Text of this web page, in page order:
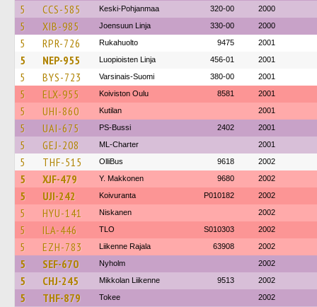
5 CCS-585 Keski-Pohjanmaa 320-00 2000
5 XIB-985 Joensuun Linja 330-00 2000
5 RPR-726 Rukahuolto 9475 2001
5 NEP-955 Luopioisten Linja 456-01 2001
5 BYS-723 Varsinais-Suomi 380-00 2001
5 ELX-955 Koiviston Oulu 8581 2001
5 UHI-860 Kutilan 2001
5 UAI-675 PS-Bussi 2402 2001
5 GEJ-208 ML-Charter 2001
5 THF-515 OlliBus 9618 2002
5 XJF-479 Y. Makkonen 9680 2002
5 UJI-242 Koivuranta P010182 2002
5 HYU-141 Niskanen 2002
5 ILA-446 TLO S010303 2002
5 EZH-783 Liikenne Rajala 63908 2002
5 SEF-670 Nyholm 2002
5 CHJ-245 Mikkolan Liikenne 9513 2002
5 THF-879 Tokee 2002